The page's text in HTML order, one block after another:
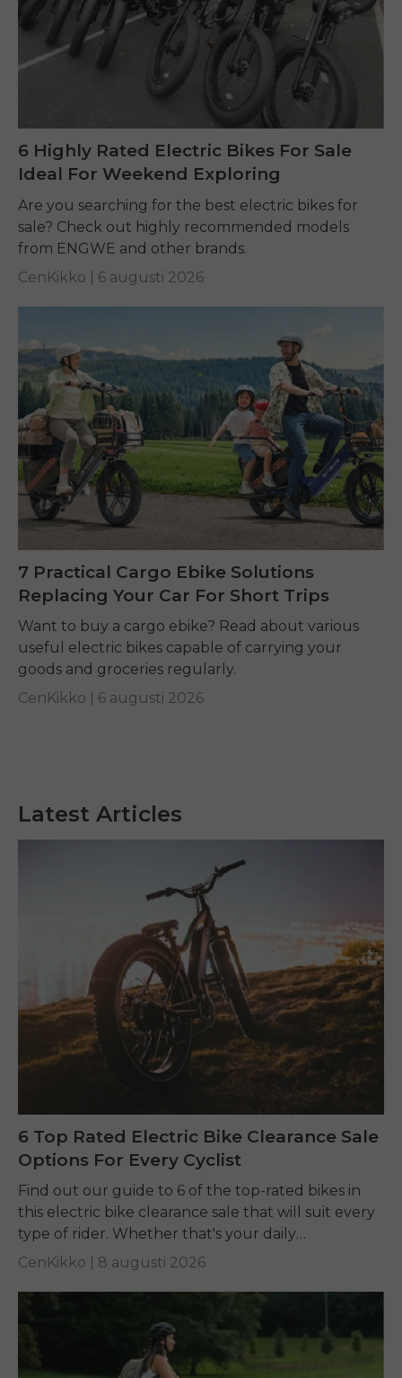
Latest Articles
6 Top Rated Electric Bike Clearance Sale
Options For Every Cyclist
Find out our guide to 6 of the top-rated bikes in
this electric bike clearance sale that will suit every
type of rider. Whether that's your daily
commuting, riding long...
CenKikko | 8 augusti 2026
6 Highly Rated Electric Bikes For Sale
Ideal For Weekend Exploring
Are you searching for the best electric bikes for
sale? Check out highly recommended models
from ENGWE and other brands.
CenKikko | 6 augusti 2026
7 Practical Cargo Ebike Solutions
Replacing Your Car For Short Trips
Want to buy a cargo ebike? Read about various
useful electric bikes capable of carrying your
goods and groceries regularly.
CenKikko | 6 augusti 2026